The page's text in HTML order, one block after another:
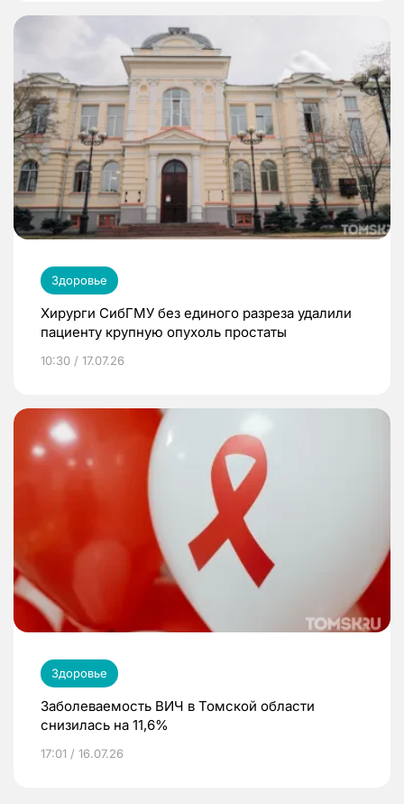
Здоровье
Хирурги СибГМУ без единого разреза удалили
пациенту крупную опухоль простаты
10:30 / 17.07.26
Здоровье
Заболеваемость ВИЧ в Томской области
снизилась на 11,6%
17:01 / 16.07.26